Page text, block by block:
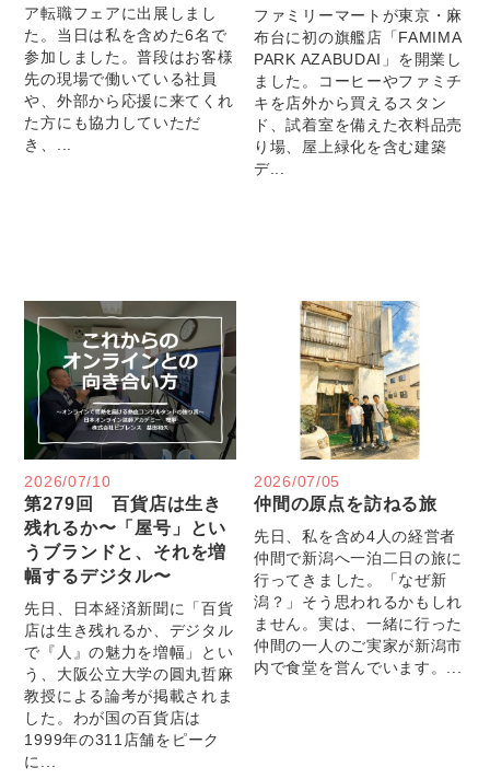
ア転職フェアに出展しまし
た。当日は私を含めた6名で
参加しました。普段はお客様
先の現場で働いている社員
や、外部から応援に来てくれ
た方にも協力していただ
き、...
ファミリーマートが東京・麻
布台に初の旗艦店「FAMIMA
PARK AZABUDAI」を開業し
ました。コーヒーやファミチ
キを店外から買えるスタン
ド、試着室を備えた衣料品売
り場、屋上緑化を含む建築
デ...
2026/07/10
第279回 百貨店は生き
残れるか〜「屋号」とい
うブランドと、それを増
幅するデジタル〜
先日、日本経済新聞に「百貨
店は生き残れるか、デジタル
で『人』の魅力を増幅」とい
う、大阪公立大学の圓丸哲麻
教授による論考が掲載されま
した。わが国の百貨店は
1999年の311店舗をピーク
に...
2026/07/05
仲間の原点を訪ねる旅
先日、私を含め4人の経営者
仲間で新潟へ一泊二日の旅に
行ってきました。「なぜ新
潟？」そう思われるかもしれ
ません。実は、一緒に行った
仲間の一人のご実家が新潟市
内で食堂を営んでいます。...